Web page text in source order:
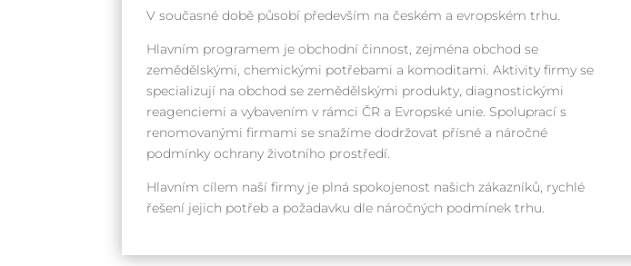
V současné době působí především na českém a evropském trhu.
Hlavním programem je obchodní činnost, zejména obchod se
zemědělskými, chemickými potřebami a komoditami. Aktivity firmy se
specializují na obchod se zemědělskými produkty, diagnostickými
reagenciemi a vybavením v rámci ČR a Evropské unie. Spoluprací s
renomovanými firmami se snažíme dodržovat přísné a náročné
podmínky ochrany životního prostředí.
Hlavním cílem naší firmy je plná spokojenost našich zákazníků, rychlé
řešení jejich potřeb a požadavku dle náročných podmínek trhu.